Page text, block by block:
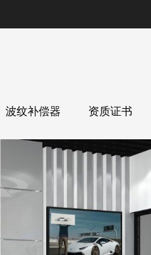
波纹补偿器 资质证书